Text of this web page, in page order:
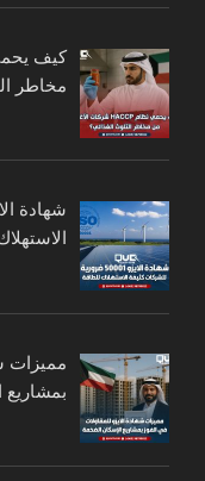
مخاطر
مميزات